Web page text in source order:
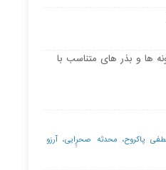
ها و بذر های متناسب با
پاکروح، محدثه صحرِِِایی، آرزو